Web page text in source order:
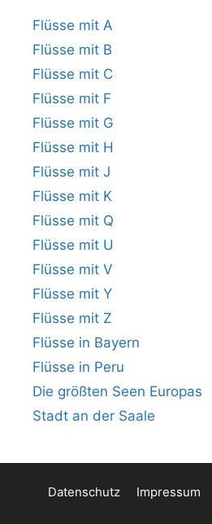
Flüsse mit A
Flüsse mit B
Flüsse mit C
Flüsse mit F
Flüsse mit G
Flüsse mit H
Flüsse mit J
Flüsse mit K
Flüsse mit Q
Flüsse mit U
Flüsse mit V
Flüsse mit Y
Flüsse mit Z
Flüsse in Bayern
Flüsse in Peru
Die größten Seen Europas
Stadt an der Saale
Datenschutz Impressum